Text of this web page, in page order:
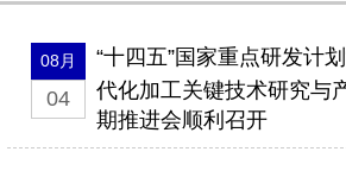
08月
04
“十四五”国家重点研发计
代化加工关键技术研究与
期推进会顺利召开